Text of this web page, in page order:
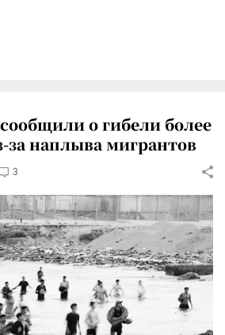
о гибели более
за наплыва мигрантов
3